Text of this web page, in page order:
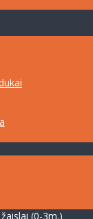
(0-3m.)